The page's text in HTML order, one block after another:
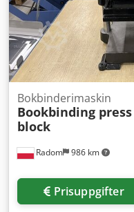
Radom 986 km
Bokbinderimaskin
Bookbinding press
block
Prisuppgifter